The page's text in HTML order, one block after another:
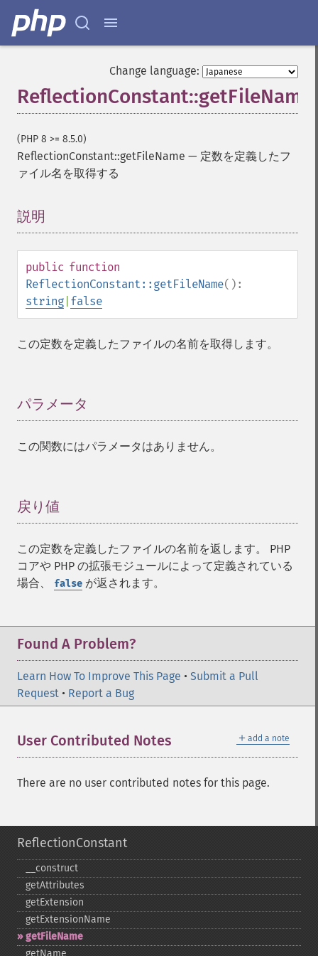
Change language:
ReflectionConstant::getFileName
(PHP 8 >= 8.5.0)
ReflectionConstant::getFileName — 定数を定義したフ
ァイル名を取得する
説明
public function
ReflectionConstant::getFileName():
string false
この定数を定義したファイルの名前を取得します。
パラメータ
この関数にはパラメータはありません。
戻り値
この定数を定義したファイルの名前を返します。 PHP
コアや PHP の拡張モジュールによって定義されている
場合、
false が返されます。
Found A Problem?
Learn How To Improve This Page • Submit a Pull
Request • Report a Bug
＋ add a note
User Contributed Notes
There are no user contributed notes for this page.
ReflectionConstant
_​_​construct
getAttributes
getExtension
getExtensionName
getFileName
getName